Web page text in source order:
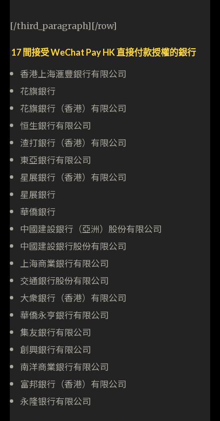
[/third_paragraph][/row]
17 間接受 WeChat Pay HK 直接付款授權的銀行
香港上海滙豐銀行有限公司
花旗銀行
花旗銀行（香港）有限公司
恒生銀行有限公司
渣打銀行（香港）有限公司
東亞銀行有限公司
星展銀行（香港）有限公司
星展銀行
華僑銀行
中國建設銀行（亞洲）股份有限公司
中國建設銀行股份有限公司
上海商業銀行有限公司
交通銀行股份有限公司
大衆銀行（香港）有限公司
華僑永亨銀行有限公司
集友銀行有限公司
創興銀行有限公司
南洋商業銀行有限公司
富邦銀行（香港）有限公司
永隆银行有限公司